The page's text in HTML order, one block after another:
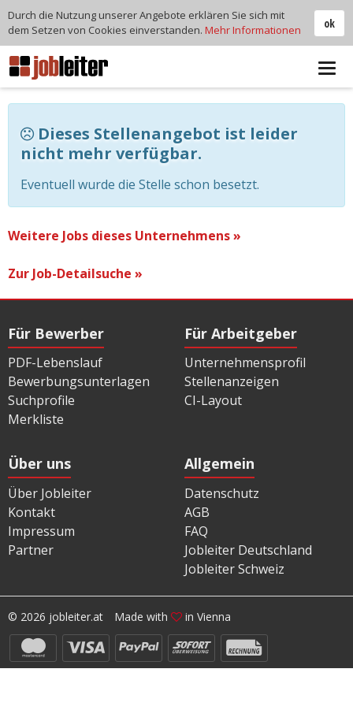
Dieses Stellenangebot ist leider
nicht mehr verfügbar.
Eventuell wurde die Stelle schon besetzt.
Weitere Jobs dieses Unternehmens »
Zur Job-Detailsuche »
Für Bewerber
PDF-Lebenslauf
Bewerbungsunterlagen
Suchprofile
Merkliste
Für Arbeitgeber
Unternehmensprofil
Stellenanzeigen
CI-Layout
Über uns
Über Jobleiter
Kontakt
Impressum
Partner
Allgemein
Datenschutz
AGB
FAQ
Jobleiter Deutschland
Jobleiter Schweiz
© 2026 jobleiter.at Made with in Vienna
ok
Durch die Nutzung unserer Angebote erklären Sie sich mit
dem Setzen von Cookies einverstanden. Mehr Informationen